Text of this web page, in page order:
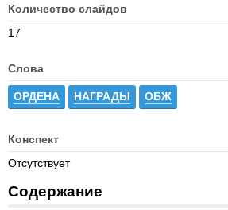
Количество слайдов
17
Слова
ОРДЕНА НАГРАДЫ ОБЖ
Конспект
Отсутствует
Содержание